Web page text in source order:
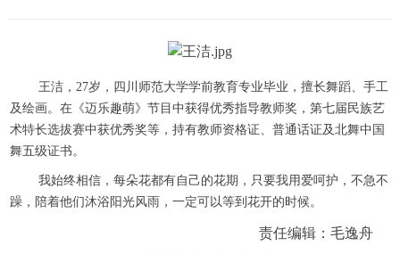
王洁，27岁，四川师范大学学前教育专业毕业，擅长舞蹈、手工
及绘画。在《迈乐趣萌》节目中获得优秀指导教师奖，第七届民族艺
术特长选拔赛中获优秀奖等，持有教师资格证、普通话证及北舞中国
舞五级证书。
我始终相信，每朵花都有自己的花期，只要我用爱呵护，不急不
躁，陪着他们沐浴阳光风雨，一定可以等到花开的时候。
责任编辑：毛逸舟